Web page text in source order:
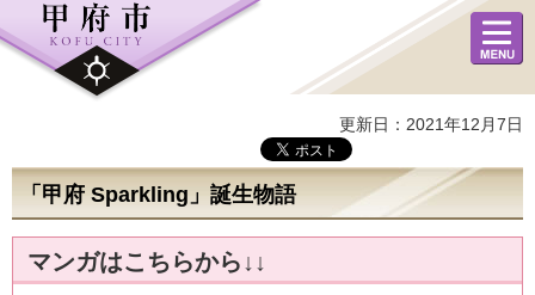
メニュ
ー
更新日：2021年12月7日
「甲府 Sparkling」誕生物語
マンガはこちらから↓↓